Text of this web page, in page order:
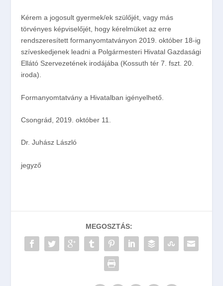
Kérem a jogosult gyermek/ek szülőjét, vagy más
törvényes képviselőjét, hogy kérelmüket az erre
rendszeresített formanyomtatványon 2019. október 18-ig
szíveskedjenek leadni a Polgármesteri Hivatal Gazdasági
Ellátó Szervezetének irodájába (Kossuth tér 7. fszt. 20.
iroda).
Formanyomtatvány a Hivatalban igényelhető.
Csongrád, 2019. október 11.
Dr. Juhász László
jegyző
MEGOSZTÁS: